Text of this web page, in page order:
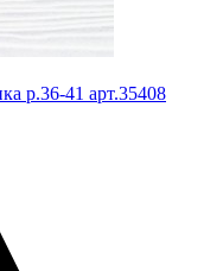
р.36-41 арт.35408